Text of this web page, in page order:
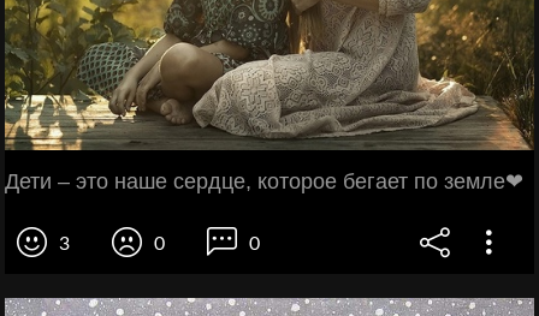
Дети – это наше сердце, которое бегает по земле❤
3 0 0